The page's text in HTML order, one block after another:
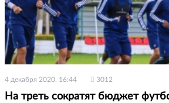
4 декабря 2020, 16:44 3012
На треть сократят бюджет